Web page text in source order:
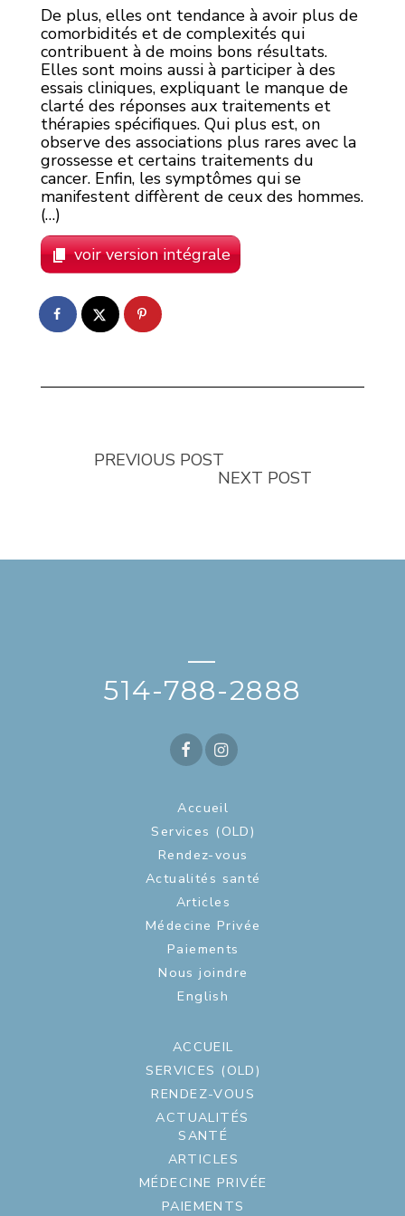
De plus, elles ont tendance à avoir plus de
comorbidités et de complexités qui
contribuent à de moins bons résultats.
Elles sont moins aussi à participer à des
essais cliniques, expliquant le manque de
clarté des réponses aux traitements et
thérapies spécifiques. Qui plus est, on
observe des associations plus rares avec la
grossesse et certains traitements du
cancer. Enfin, les symptômes qui se
manifestent diffèrent de ceux des hommes.
(…)
voir version intégrale
PREVIOUS POST
NEXT POST
—
514-788-2888
Accueil
Services (OLD)
Rendez-vous
Actualités santé
Articles
Médecine Privée
Paiements
Nous joindre
English
ACCUEIL
SERVICES (OLD)
RENDEZ-VOUS
ACTUALITÉS
SANTÉ
ARTICLES
MÉDECINE PRIVÉE
PAIEMENTS